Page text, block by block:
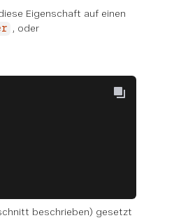
Eigenschaft auf einen
, oder
beschrieben) gesetzt